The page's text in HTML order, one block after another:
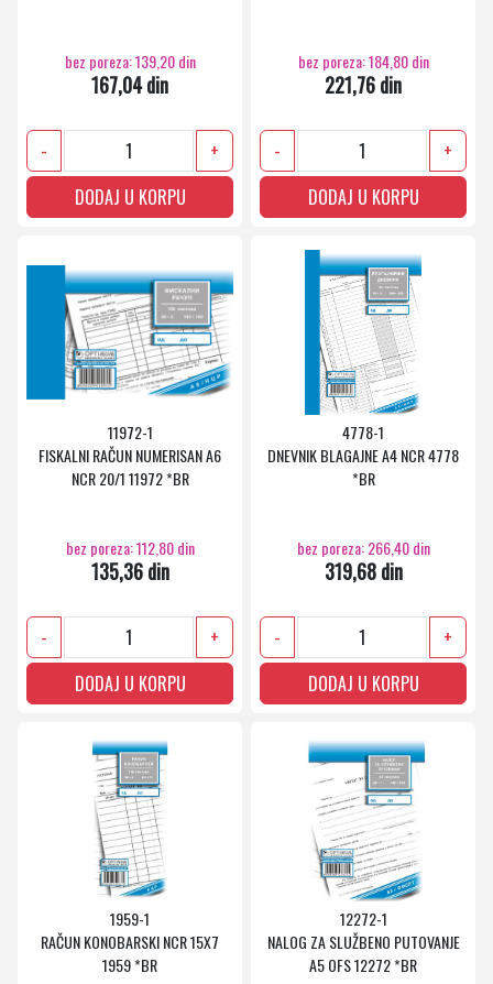
bez poreza: 139,20 din
167,04 din
-
+
DODAJ U KORPU
bez poreza: 184,80 din
221,76 din
-
+
DODAJ U KORPU
11972-1
FISKALNI RAČUN NUMERISAN A6
NCR 20/1 11972 *BR
bez poreza: 112,80 din
135,36 din
-
+
DODAJ U KORPU
4778-1
DNEVNIK BLAGAJNE A4 NCR 4778
*BR
bez poreza: 266,40 din
319,68 din
-
+
DODAJ U KORPU
1959-1
RAČUN KONOBARSKI NCR 15X7
1959 *BR
12272-1
NALOG ZA SLUŽBENO PUTOVANJE
A5 OFS 12272 *BR